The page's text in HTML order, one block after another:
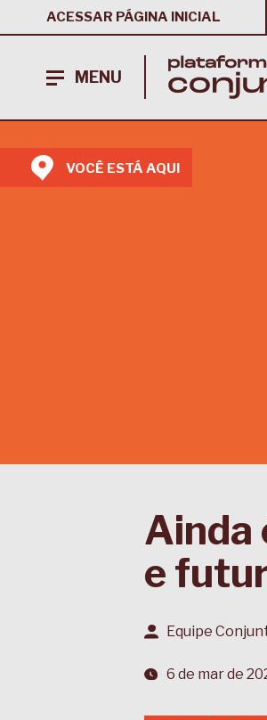
ACESSAR PÁGINA INICIAL
MENU
VOCÊ ESTÁ AQUI
Ainda
e
Equipe
6 de mar de